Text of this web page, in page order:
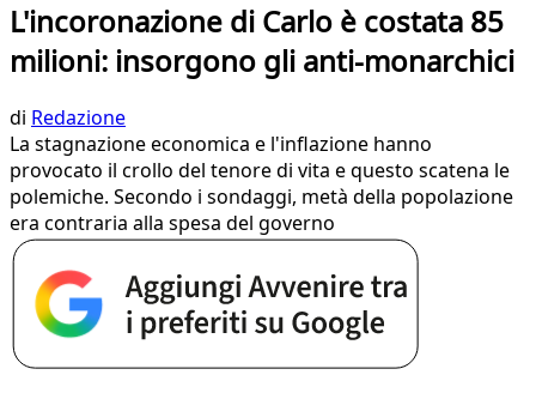
L'incoronazione di Carlo è costata 85
milioni: insorgono gli anti-monarchici
di Redazione
La stagnazione economica e l'inflazione hanno
provocato il crollo del tenore di vita e questo scatena le
polemiche. Secondo i sondaggi, metà della popolazione
era contraria alla spesa del governo